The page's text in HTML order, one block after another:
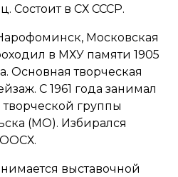
Состоит в СХ СССР.
Московская
в МХУ памяти 1905
Основная творческая
С 1961 года занимал
группы
(МО). Избирался
выставочной